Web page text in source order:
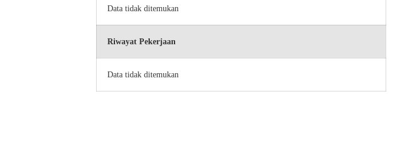
Data tidak ditemukan
Riwayat Pekerjaan
Data tidak ditemukan